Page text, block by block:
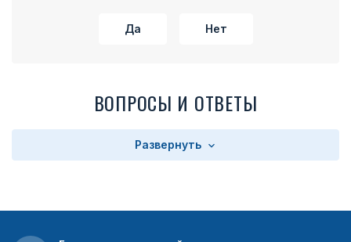
Да Нет
ВОПРОСЫ И ОТВЕТЫ
Развернуть